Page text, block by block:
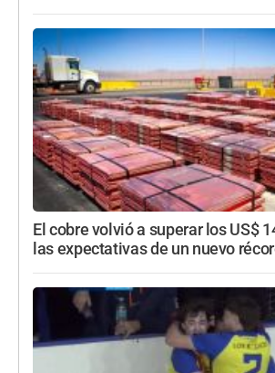
El cobre volvió a superar los US$
las expectativas de un nuevo